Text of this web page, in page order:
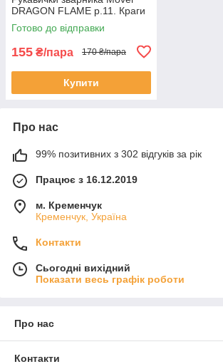
DRAGON FLAME р.11. Краги
Готово до відправки
155 ₴/пара 170 ₴/пара
Купити
Про нас
99% позитивних з 302 відгуків за рік
Працює з 16.12.2019
м. Кременчук
Кременчук, Україна
Контакти
Сьогодні вихідний
Показати весь графік роботи
Про нас
Контакти